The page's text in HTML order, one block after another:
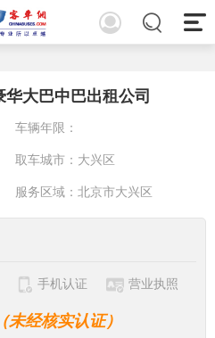
大巴中巴出租公司
车辆年限：
取车城市： 大兴区
服务区域： 北京市大兴区
手机认证 营业执照
未经核实认证）